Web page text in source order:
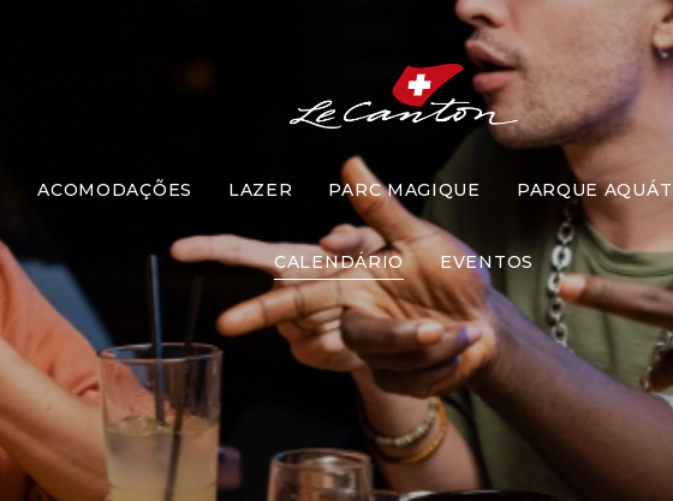
ACOMODAÇÕES LAZER PARC MAGIQUE PARQUE
CALENDÁRIO EVENTOS
Desafio